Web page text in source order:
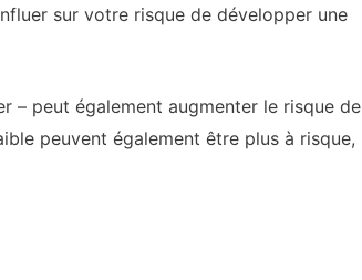
sur votre risque de développer une
– peut également augmenter le risque de
peuvent également être plus à risque,